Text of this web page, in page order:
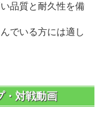
品質と耐久性を備
でいる方には適し
・対戦動画